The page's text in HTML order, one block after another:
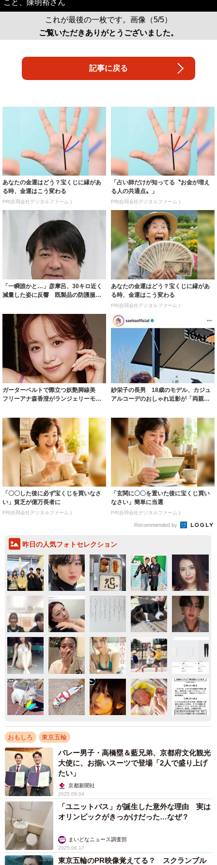
こと、陳明裕さん
これが最後の一枚です。画像（5/5）
ご覧いただきありがとうございました。
記事に戻る
あなたの金運はどう？宝くじに縁があ
る時、金運はこう変わる
PR(合同会社デジタルファーム )
「占い師だけが知ってる〝お金が増え
る人の共通点〟」
PR(合同会社デジタルファーム )
「一瞬誰かと…」彦摩呂、30キロ近く
減量した姿に反響 既製品の防護服が
あなたの金運はどう？宝くじに縁があ
る時、金運はこう変わる
PR(合同会社デジタルファーム )
ガーターベルトで際立つ妖艶脚線美
フリーアナ森香澄がランジェリーモデ
紗栄子の長男 18歳のモデル、カジュ
アルコーデのおしゃれ近影が「両親の
「〇〇した後に必ず宝くじを買いなさ
い」貧乏が億万長者に
PR(合同会社デジタルファーム )
「玄関に〇〇を置いた後に宝くじ買い
なさい」簡単に当選
PR(合同会社デジタルファーム )
Recommended by
昨日の人気フォトセレクション
おもしろ 東京五輪
バレー男子・高橋塁＆藍兄弟、京都府文化観光
大使に、お揃いスーツで登場「2人で盛り上げ
たい」
京都新聞社
2025.08.04
「ユニットバス」が誕生した意外な理由 実は
オリンピックがきっかけだった…なぜ？
まいどなニュース調査部
2025.06.17
東京五輪のPR映像覚えてる？ スクランブル